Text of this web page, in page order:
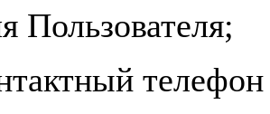
Пользователя;